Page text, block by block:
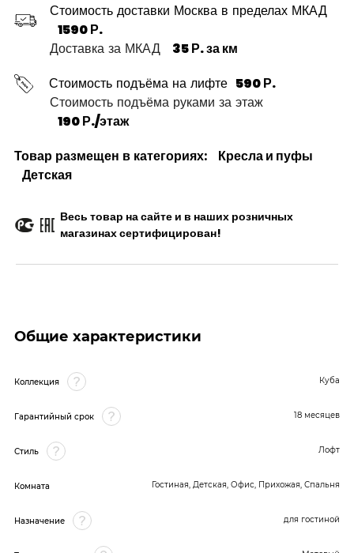
Стоимость доставки Москва в пределах МКАД
1590 Р.
Доставка за МКАД
35 Р. за км
Стоимость подъёма на лифте 590 Р.
Стоимость подъёма руками за этаж
190 Р./этаж
Товар размещен в категориях:
Кресла и пуфы
Детская
Весь товар на сайте и в наших розничных
магазинах сертифицирован!
Общие характеристики
Коллекция Куба
Гарантийный срок 18 месяцев
Стиль Лофт
Комната Гостиная, Детская, Офис, Прихожая, Спальня
Назначение для гостиной